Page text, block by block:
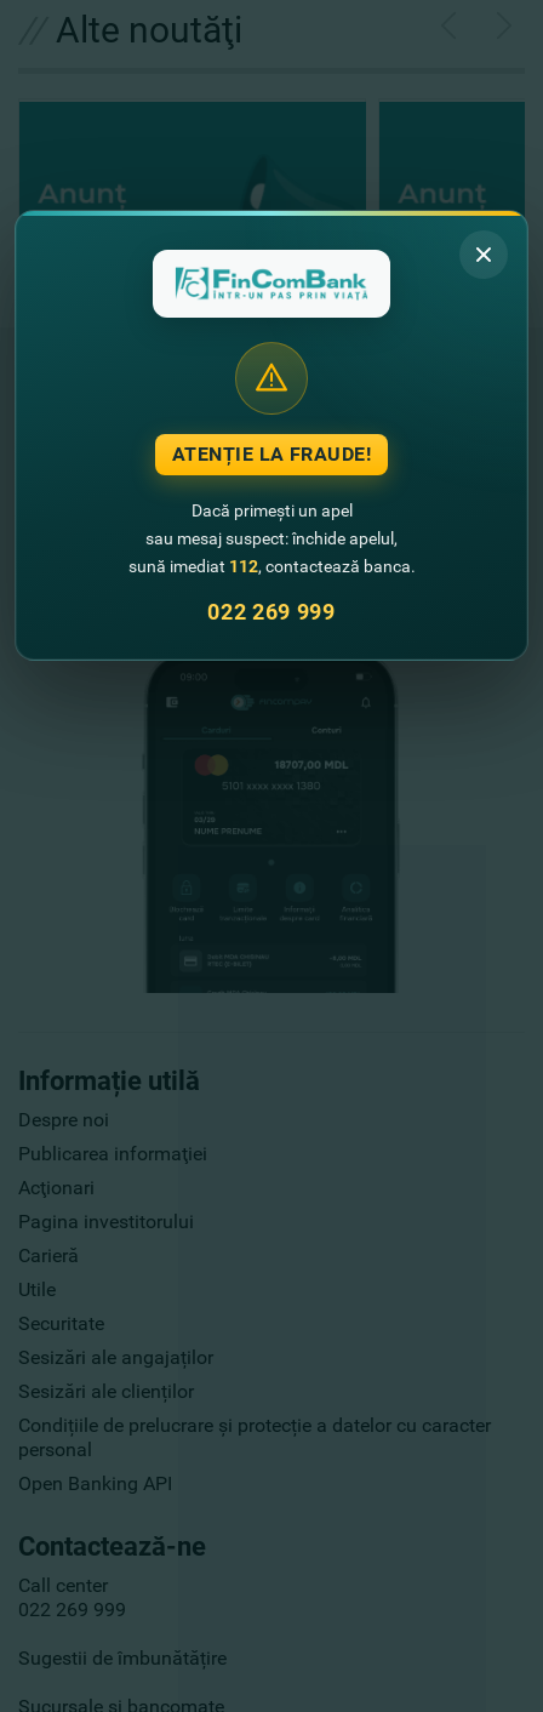
Alte noutăţi
Informație utilă
Despre noi
Publicarea informaţiei
Acţionari
Pagina investitorului
Carieră
Utile
Securitate
Sesizări ale angajaților
Sesizări ale clienților
Condițiile de prelucrare și protecție a datelor cu caracter
personal
Open Banking API
Contactează-ne
Call center
022 269 999
Sugestii de îmbunătățire
Sucursale și bancomate
"FinComBank" S.A. este membră a
Schemei de Garantare a Depozitelor
din Republica Moldova
FinComPay Mobile
ATENȚIE LA FRAUDE!
Dacă primești un apel
sau mesaj suspect: închide apelul,
sună imediat 112, contactează banca.
022 269 999